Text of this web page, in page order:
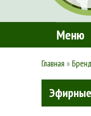
Меню
Главная »